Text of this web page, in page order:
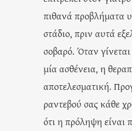
πιθανά προβλήματα
στάδιο, πριν αυτά
σοβαρό. Όταν
μία ασθένεια, η
αποτελεσματική.
ραντεβού σας κάθε
ότι η πρόληψη είναι